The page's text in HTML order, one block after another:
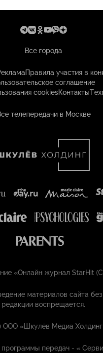
Все города
Правила участия в
соглашение
cookiesКонтакты
телепередачи в Москве
«Онлайн журнал StarHit
материалов сайта
редакции воспрещается.
ООО «Шкулёв Медиа
передач - «